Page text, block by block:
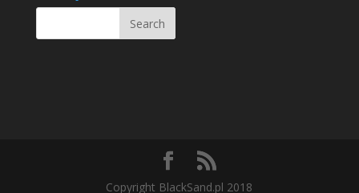
Copyright BlackSand.pl 2018